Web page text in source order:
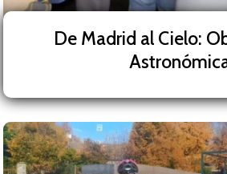
De Madrid al Cielo: